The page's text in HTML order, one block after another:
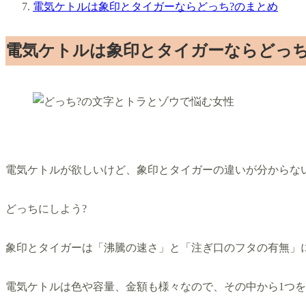
電気ケトルは象印とタイガーならどっち?のまとめ
電気ケトルは象印とタイガーならどっ
電気ケトルが欲しいけど、象印とタイガーの違いが分からな
どっちにしよう?
象印とタイガーは「沸騰の速さ」と「注ぎ口のフタの有無」
電気ケトルは色や容量、金額も様々なので、その中から1つ